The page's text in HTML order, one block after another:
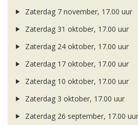
Zaterdag 7 november, 17.00 uur
Zaterdag 31 oktober, 17.00 uur
Zaterdag 24 oktober, 17.00 uur
Zaterdag 17 oktober, 17.00 uur
Zaterdag 10 oktober, 17.00 uur
Zaterdag 3 oktober, 17.00 uur
Zaterdag 26 september, 17.00 uur